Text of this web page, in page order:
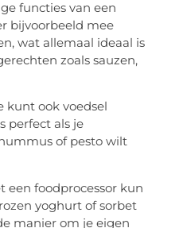
functies van een
bijvoorbeeld mee
wat allemaal ideaal is
zoals sauzen,
kunt ook voedsel
perfect als je
of pesto wilt
een foodprocessor kun
yoghurt of sorbet
manier om je eigen